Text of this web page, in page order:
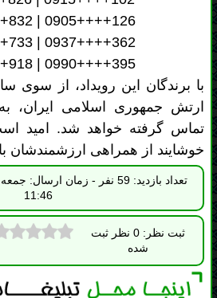
تماس گرفته خواهد شد. امید
خوشایند از همراهی ارزشمندشان
11:46
ثبت نظر: 0 نظر ثبت
شده
بِسْمِ اللَّهِ الرَّحْمٰنِ
اِلهى عَظُمَ الْبَلاَّءُ وَبَرِحَ الْخَفاَّءُ وَانْكَشَفَ
الاْرْضُ وَمُنِعَتِ السَّماَّءُ واَنْتَ الْمُسْتَعانُ
فِى الشِّدَّةِ وَالرَّخاَّءِ اَللّهُمَّ صَلِّ عَلى مُحَمَّدٍ وَ